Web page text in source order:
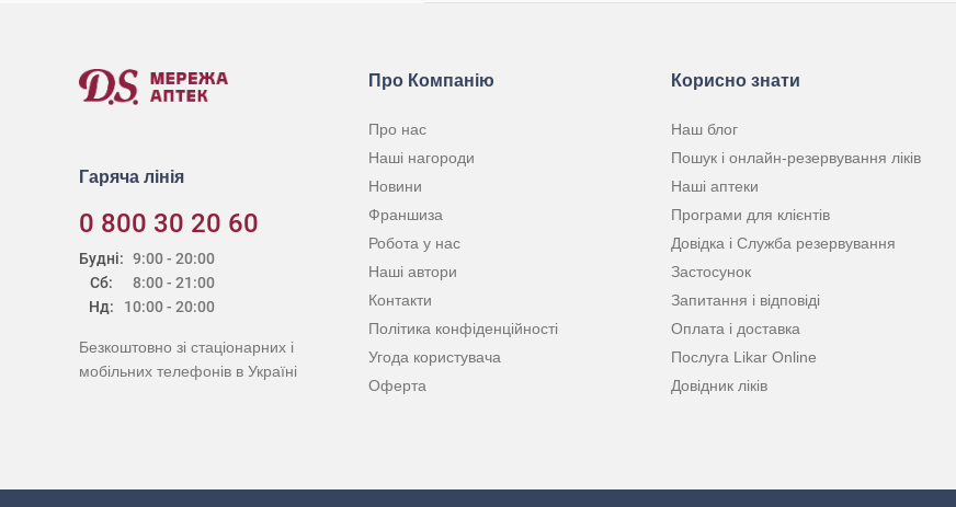
Гаряча лінія
0 800 30 20 60
Будні:
Сб:
Нд:
9:00 - 20:00
8:00 - 21:00
10:00 - 20:00
Безкоштовно зі стаціонарних і
мобільних телефонів в Україні
Про Компанію
Про нас
Наші нагороди
Новини
Франшиза
Робота у нас
Наші автори
Контакти
Політика конфіденційності
Угода користувача
Оферта
Корисно знати
Наш блог
Пошук і онлайн-резервування ліків
Наші аптеки
Програми для клієнтів
Довідка і Служба резервування
Застосунок
Запитання і відповіді
Оплата і доставка
Послуга Likar Online
Довідник ліків